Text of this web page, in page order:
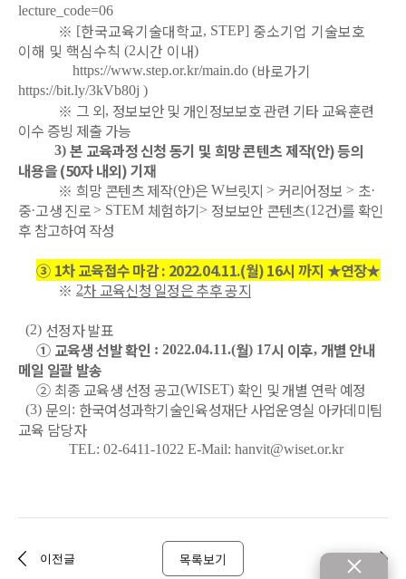
lecture_code=06
※ [한국교육기술대학교, STEP] 중소기업 기술보호
이해 및 핵심수칙 (2시간 이내)
https://www.step.or.kr/main.do (바로가기
https://bit.ly/3kVb80j )
※ 그 외, 정보보안 및 개인정보보호 관련 기타 교육훈련
이수 증빙 제출 가능
3) 본 교육과정 신청 동기 및 희망 콘텐츠 제작(안)등의
내용을(50자 내외)기재
※ 희망 콘텐츠 제작(안)은 W브릿지 > 커리어정보 > 초·
중·고생 진로 > STEM 체험하기> 정보보안 콘텐츠(12건)를 확인
후 참고하여 작성
③ 1차 교육접수 마감: 2022.04.11.(월) 16시 까지 ★연장★
※ 2차 교육신청 일정은 추후 공지
(2) 선정자 발표
① 교육생 선발 확인 : 2022.04.11.(월) 17시 이후, 개별 안내
메일 일괄 발송
② 최종 교육생 선정 공고(WISET) 확인 및 개별 연락 예정
(3) 문의: 한국여성과학기술인육성재단 사업운영실 아카데미팀
교육 담당자
TEL: 02-6411-1022 E-Mail: hanvit@wiset.or.kr
이전글 목록보기 다음글